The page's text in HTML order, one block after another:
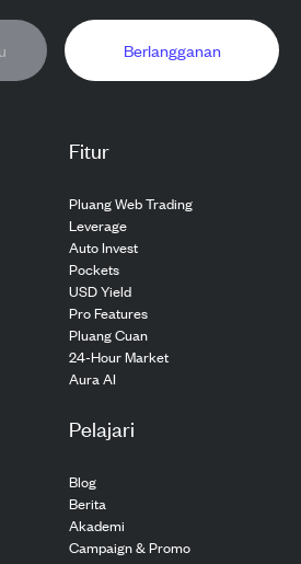
Fitur
Pluang Web Trading
Leverage
Auto Invest
Pockets
USD Yield
Pro Features
Pluang Cuan
24-Hour Market
Aura AI
Pelajari
Blog
Berita
Akademi
Campaign & Promo
Berlangganan